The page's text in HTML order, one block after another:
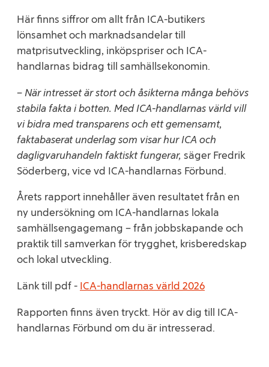
Här finns siffror om allt från ICA-butikers
lönsamhet och marknadsandelar till
matprisutveckling, inköpspriser och ICA-
handlarnas bidrag till samhällsekonomin.
– När intresset är stort och åsikterna många behövs
stabila fakta i botten. Med ICA-handlarnas värld vill
vi bidra med transparens och ett gemensamt,
faktabaserat underlag som visar hur ICA och
dagligvaruhandeln faktiskt fungerar, säger Fredrik
Söderberg, vice vd ICA-handlarnas Förbund.
Årets rapport innehåller även resultatet från en
ny undersökning om ICA-handlarnas lokala
samhällsengagemang – från jobbskapande och
praktik till samverkan för trygghet, krisberedskap
och lokal utveckling.
Länk till pdf - ICA-handlarnas värld 2026
Rapporten finns även tryckt. Hör av dig till ICA-
handlarnas Förbund om du är intresserad.